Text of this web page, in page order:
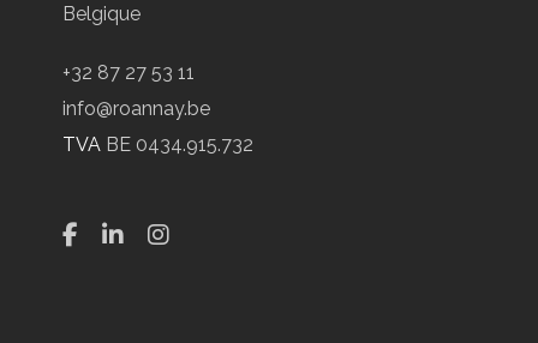
Belgique
+32 87 27 53 11
info@roannay.be
TVA BE 0434.915.732